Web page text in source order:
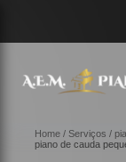
Home Serviços
piano de cauda